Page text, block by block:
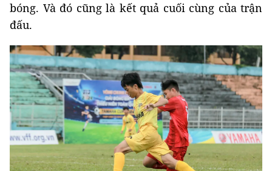
bóng. Và đó cũng là kết quả cuối cùng của trận
đấu.